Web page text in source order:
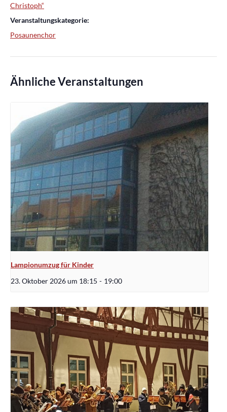
Christoph“
Veranstaltungskategorie:
Posaunenchor
Ähnliche Veranstaltungen
Lampionumzug für Kinder
23. Oktober 2026 um 18:15 - 19:00